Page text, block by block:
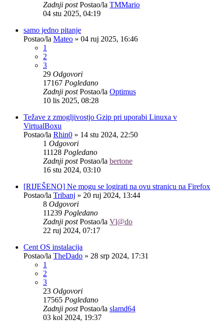
Zadnji postPostao/la TMMario
04 stu 2025, 04:19
samo jedno pitanje
Postao/la Mateo » 04 ruj 2025, 16:46
1
2
3
29 Odgovori
17167 Pogledano
Zadnji postPostao/la Optimus
10 lis 2025, 08:28
Težave z zmogljivostjo Gzip pri uporabi Linuxa v
VirtualBoxu
Postao/la Rhin0 » 14 stu 2024, 22:50
1 Odgovori
11128 Pogledano
Zadnji postPostao/la bertone
16 stu 2024, 03:10
[RIJEŠENO] Ne mogu se logirati na ovu stranicu na Firefox
Postao/la Tribanj » 20 ruj 2024, 13:44
8 Odgovori
11239 Pogledano
Zadnji postPostao/la Vl@do
22 ruj 2024, 07:17
Cent OS instalacija
Postao/la TheDado » 28 srp 2024, 17:31
1
2
3
23 Odgovori
17565 Pogledano
Zadnji postPostao/la slamd64
03 kol 2024, 19:37